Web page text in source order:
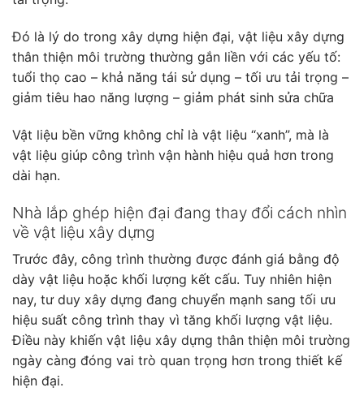
Đó là lý do trong xây dựng hiện đại, vật liệu xây dựng
thân thiện môi trường thường gắn liền với các yếu tố:
tuổi thọ cao – khả năng tái sử dụng – tối ưu tải trọng –
giảm tiêu hao năng lượng – giảm phát sinh sửa chữa
Vật liệu bền vững không chỉ là vật liệu “xanh”, mà là
vật liệu giúp công trình vận hành hiệu quả hơn trong
dài hạn.
Nhà lắp ghép hiện đại đang thay đổi cách nhìn
về vật liệu xây dựng
Trước đây, công trình thường được đánh giá bằng độ
dày vật liệu hoặc khối lượng kết cấu. Tuy nhiên hiện
nay, tư duy xây dựng đang chuyển mạnh sang tối ưu
hiệu suất công trình thay vì tăng khối lượng vật liệu.
Điều này khiến vật liệu xây dựng thân thiện môi trường
ngày càng đóng vai trò quan trọng hơn trong thiết kế
hiện đại.